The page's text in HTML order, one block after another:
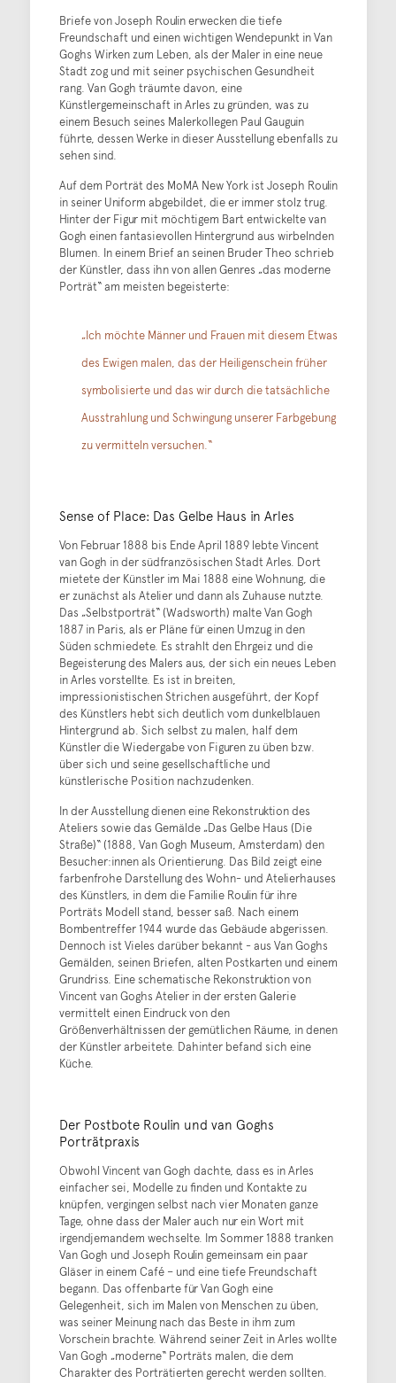
Briefe von Joseph Roulin erwecken die tiefe
Freundschaft und einen wichtigen Wendepunkt in Van
Goghs Wirken zum Leben, als der Maler in eine neue
Stadt zog und mit seiner psychischen Gesundheit
rang. Van Gogh träumte davon, eine
Künstlergemeinschaft in Arles zu gründen, was zu
einem Besuch seines Malerkollegen Paul Gauguin
führte, dessen Werke in dieser Ausstellung ebenfalls zu
sehen sind.
Auf dem Porträt des MoMA New York ist Joseph Roulin
in seiner Uniform abgebildet, die er immer stolz trug.
Hinter der Figur mit möchtigem Bart entwickelte van
Gogh einen fantasievollen Hintergrund aus wirbelnden
Blumen. In einem Brief an seinen Bruder Theo schrieb
der Künstler, dass ihn von allen Genres „das moderne
Porträt“ am meisten begeisterte:
„Ich möchte Männer und Frauen mit diesem Etwas
des Ewigen malen, das der Heiligenschein früher
symbolisierte und das wir durch die tatsächliche
Ausstrahlung und Schwingung unserer Farbgebung
zu vermitteln versuchen.“
Sense of Place: Das Gelbe Haus in Arles
Von Februar 1888 bis Ende April 1889 lebte Vincent
van Gogh in der südfranzösischen Stadt Arles. Dort
mietete der Künstler im Mai 1888 eine Wohnung, die
er zunächst als Atelier und dann als Zuhause nutzte.
Das „Selbstporträt“ (Wadsworth) malte Van Gogh
1887 in Paris, als er Pläne für einen Umzug in den
Süden schmiedete. Es strahlt den Ehrgeiz und die
Begeisterung des Malers aus, der sich ein neues Leben
in Arles vorstellte. Es ist in breiten,
impressionistischen Strichen ausgeführt, der Kopf
des Künstlers hebt sich deutlich vom dunkelblauen
Hintergrund ab. Sich selbst zu malen, half dem
Künstler die Wiedergabe von Figuren zu üben bzw.
über sich und seine gesellschaftliche und
künstlerische Position nachzudenken.
In der Ausstellung dienen eine Rekonstruktion des
Ateliers sowie das Gemälde „Das Gelbe Haus (Die
Straße)“ (1888, Van Gogh Museum, Amsterdam) den
Besucher:innen als Orientierung. Das Bild zeigt eine
farbenfrohe Darstellung des Wohn- und Atelierhauses
des Künstlers, in dem die Familie Roulin für ihre
Porträts Modell stand, besser saß. Nach einem
Bombentreffer 1944 wurde das Gebäude abgerissen.
Dennoch ist Vieles darüber bekannt - aus Van Goghs
Gemälden, seinen Briefen, alten Postkarten und einem
Grundriss. Eine schematische Rekonstruktion von
Vincent van Goghs Atelier in der ersten Galerie
vermittelt einen Eindruck von den
Größenverhältnissen der gemütlichen Räume, in denen
der Künstler arbeitete. Dahinter befand sich eine
Küche.
Der Postbote Roulin und van Goghs
Porträtpraxis
Obwohl Vincent van Gogh dachte, dass es in Arles
einfacher sei, Modelle zu finden und Kontakte zu
knüpfen, vergingen selbst nach vier Monaten ganze
Tage, ohne dass der Maler auch nur ein Wort mit
irgendjemandem wechselte. Im Sommer 1888 tranken
Van Gogh und Joseph Roulin gemeinsam ein paar
Gläser in einem Café – und eine tiefe Freundschaft
begann. Das offenbarte für Van Gogh eine
Gelegenheit, sich im Malen von Menschen zu üben,
was seiner Meinung nach das Beste in ihm zum
Vorschein brachte. Während seiner Zeit in Arles wollte
Van Gogh „moderne“ Porträts malen, die dem
Charakter des Porträtierten gerecht werden sollten.